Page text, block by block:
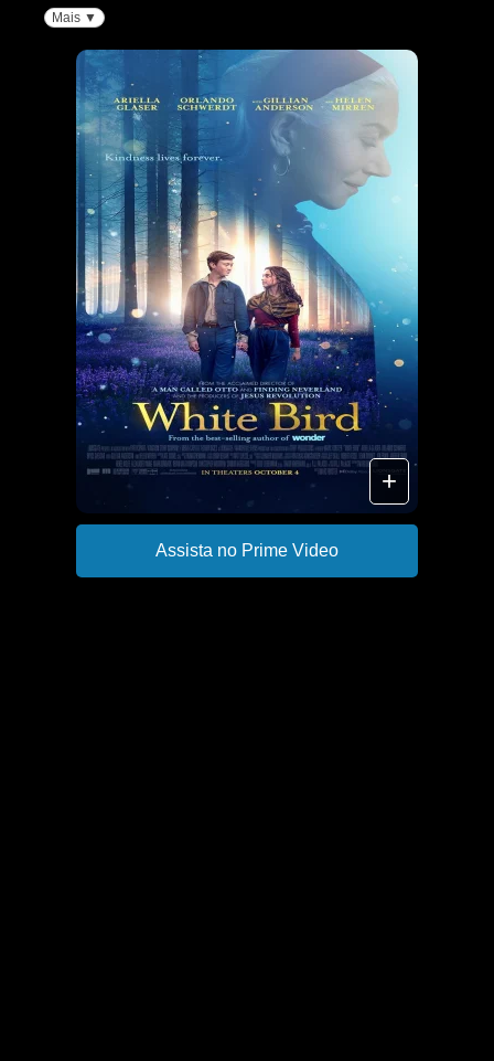
Mais ▼
+
Assista no Prime Video